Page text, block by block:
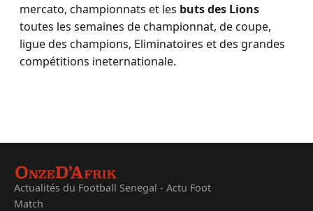
mercato, championnats et les buts des Lions
toutes les semaines de championnat, de coupe,
ligue des champions, Eliminatoires et des grandes
compétitions ineternationale.
Actualités du Football Senegal - Actu Foot
Match